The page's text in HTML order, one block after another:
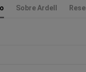
Sobre Ardell